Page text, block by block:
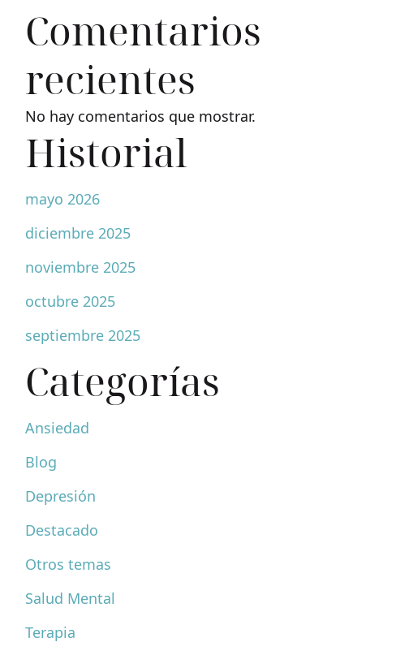
Comentarios
recientes
No hay comentarios que mostrar.
Historial
mayo 2026
diciembre 2025
noviembre 2025
octubre 2025
septiembre 2025
Categorías
Ansiedad
Blog
Depresión
Destacado
Otros temas
Salud Mental
Terapia